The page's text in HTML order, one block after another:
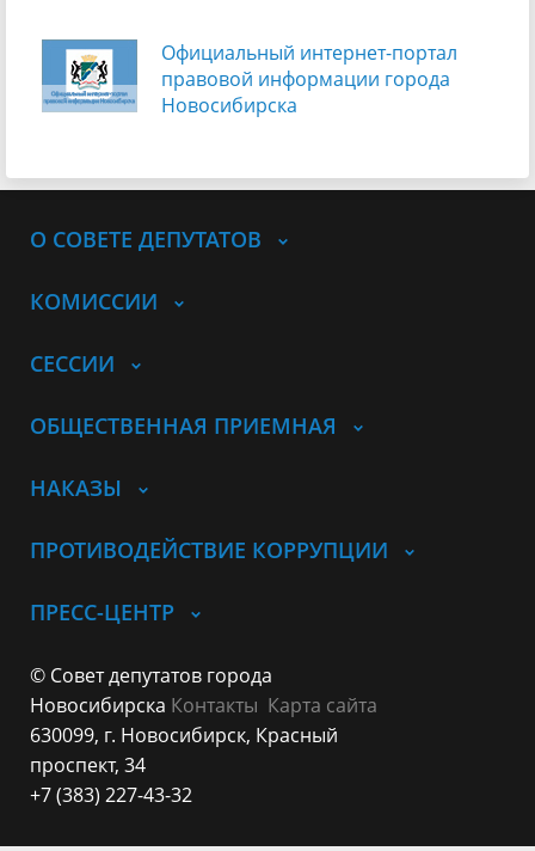
Официальный интернет-портал
правовой информации города
Новосибирска
О СОВЕТЕ ДЕПУТАТОВ
КОМИССИИ
СЕССИИ
ОБЩЕСТВЕННАЯ ПРИЕМНАЯ
НАКАЗЫ
ПРОТИВОДЕЙСТВИЕ КОРРУПЦИИ
ПРЕСС-ЦЕНТР
© Совет депутатов города
Новосибирска Контакты Карта сайта
630099, г. Новосибирск, Красный
проспект, 34
+7 (383) 227-43-32